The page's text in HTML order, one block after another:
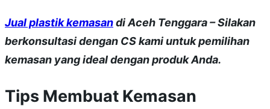
Jual plastik kemasandi Aceh Tenggara – Silakan
berkonsultasi dengan CS kami untuk pemilihan
kemasan yang ideal dengan produk Anda.
Tips Membuat Kemasan